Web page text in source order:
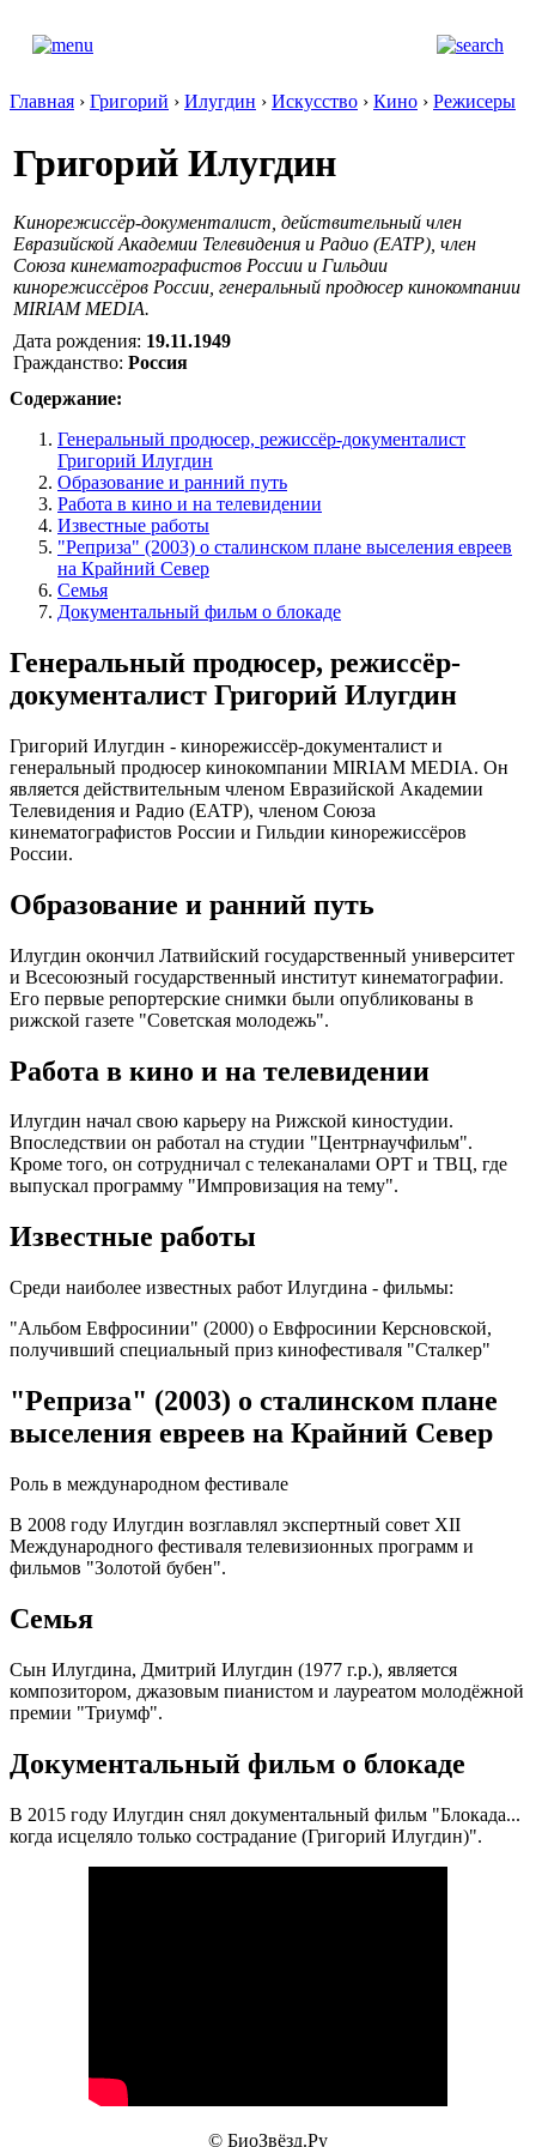
Главная › Григорий › Илугдин › Искусство › Кино › Режисеры
Григорий Илугдин
Кинорежиссёр-документалист, действительный член
Евразийской Академии Телевидения и Радио (ЕАТР), член
Союза кинематографистов России и Гильдии
кинорежиссёров России, генеральный продюсер кинокомпании
MIRIAM MEDIA.
Дата рождения: 19.11.1949
Гражданство: Россия
Содержание:
Генеральный продюсер, режиссёр-документалист
Григорий Илугдин
Образование и ранний путь
Работа в кино и на телевидении
Известные работы
"Реприза" (2003) о сталинском плане выселения евреев
на Крайний Север
Семья
Документальный фильм о блокаде
Генеральный продюсер, режиссёр-
документалист Григорий Илугдин
Григорий Илугдин - кинорежиссёр-документалист и
генеральный продюсер кинокомпании MIRIAM MEDIA. Он
является действительным членом Евразийской Академии
Телевидения и Радио (ЕАТР), членом Союза
кинематографистов России и Гильдии кинорежиссёров
России.
Образование и ранний путь
Илугдин окончил Латвийский государственный университет
и Всесоюзный государственный институт кинематографии.
Его первые репортерские снимки были опубликованы в
рижской газете "Советская молодежь".
Работа в кино и на телевидении
Илугдин начал свою карьеру на Рижской киностудии.
Впоследствии он работал на студии "Центрнаучфильм".
Кроме того, он сотрудничал с телеканалами ОРТ и ТВЦ, где
выпускал программу "Импровизация на тему".
Известные работы
Среди наиболее известных работ Илугдина - фильмы:
"Альбом Евфросинии" (2000) о Евфросинии Керсновской,
получивший специальный приз кинофестиваля "Сталкер"
"Реприза" (2003) о сталинском плане
выселения евреев на Крайний Север
Роль в международном фестивале
В 2008 году Илугдин возглавлял экспертный совет XII
Международного фестиваля телевизионных программ и
фильмов "Золотой бубен".
Семья
Сын Илугдина, Дмитрий Илугдин (1977 г.р.), является
композитором, джазовым пианистом и лауреатом молодёжной
премии "Триумф".
Документальный фильм о блокаде
В 2015 году Илугдин снял документальный фильм "Блокада...
когда исцеляло только сострадание (Григорий Илугдин)".
© БиоЗвёзд.Ру